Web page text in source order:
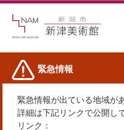
このページの
緊急情報
緊急情報が出ている地域が
詳細は下記リンクで公開し
リンク：